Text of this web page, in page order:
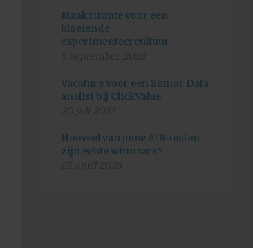
Maak ruimte voor een
bloeiende
experimenteercultuur
Vacature voor een Senior Data
analist bij ClickValue
Hoeveel van jouw A/B-testen
zijn echte winnaars?